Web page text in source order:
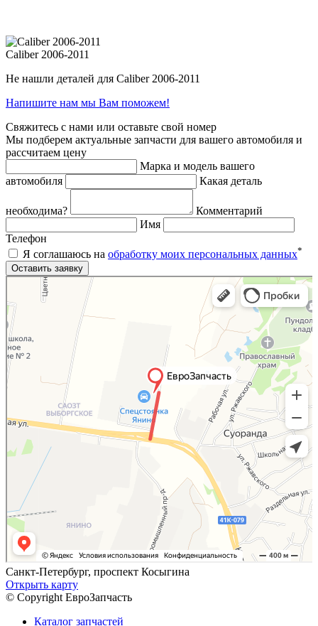
Caliber 2006-2011
Не нашли деталей для Caliber 2006-2011
Напишите нам мы Вам поможем!
Свяжитесь с нами или оставьте свой номер
Мы подберем актуальные запчасти для вашего автомобиля и
рассчитаем цену
Марка и модель вашего
автомобиля
Какая деталь
необходима?
Комментарий
Имя
Телефон
Я соглашаюсь на обработку моих персональных данных*
Яндекс.Карты
Яндекс.Карты — поиск мест и адресов, городской транспорт
Санкт-Петербург, проспект Косыгина
Открыть карту
© Copyright ЕвроЗапчасть
Каталог запчастей